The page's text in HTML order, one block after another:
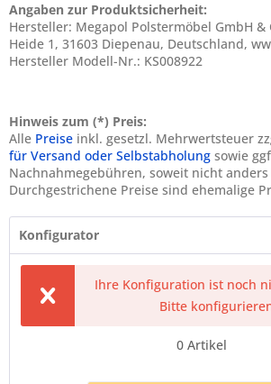
Angaben zur Produktsicherheit:
Hersteller: Megapol Polstermöbel GmbH &
Heide 1, 31603 Diepenau, Deutschland,
Hersteller Modell-Nr.: KS008922
Hinweis zum (*) Preis:
Alle Preise inkl. gesetzl. Mehrwertsteuer
für Versand oder Selbstabholung sowie
Nachnahmegebühren, soweit nicht
Durchgestrichene Preise sind ehemalige
Konfigurator
Ihre Konfiguration ist noch
Bitte
0 Artikel